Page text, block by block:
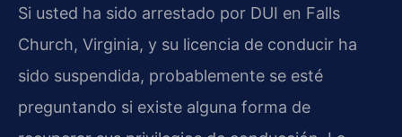
Si usted ha sido arrestado por DUI en Falls
Church, Virginia, y su licencia de conducir ha
sido suspendida, probablemente se esté
preguntando si existe alguna forma de